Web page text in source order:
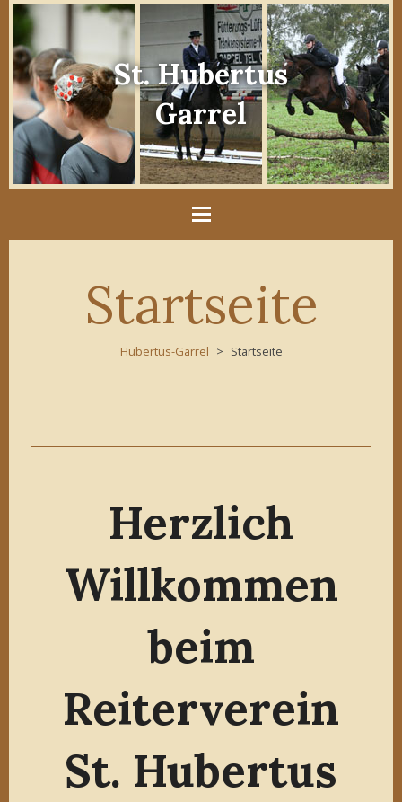
St. Hubertus
Garrel
Startseite
Hubertus-Garrel Startseite
Herzlich
Willkommen
beim
Reiterverein
St. Hubertus